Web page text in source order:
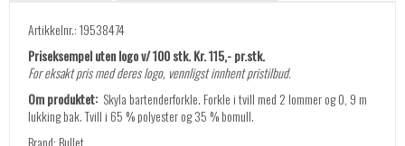
Artikkelnr.: 19538474
Priseksempel uten logo v/ 100 stk. Kr. 115,- pr.stk.
For eksakt pris med deres logo, vennligst innhent pristilbud.
Om produktet: Skyla bartenderforkle. Forkle i tvill med 2 lommer og 0, 9 m
lukking bak. Tvill i 65 % polyester og 35 % bomull.
Brand: Bullet